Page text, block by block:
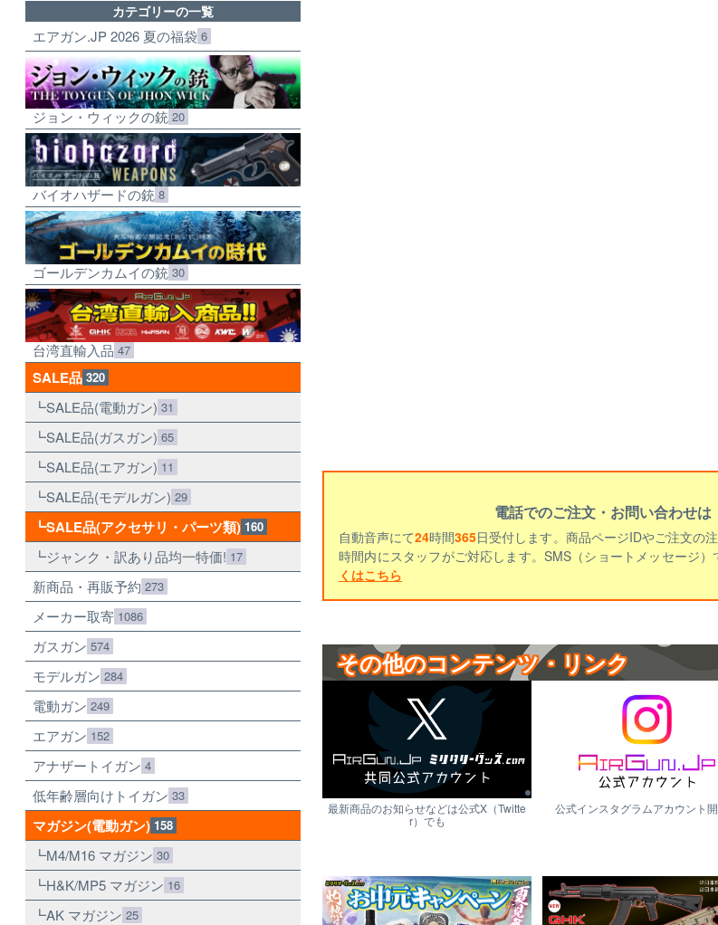
電話でのご注文・お問い合わせは
自動音声にて24時間365日受付します。商品ページIDやご注文の注
時間内にスタッフがご対応します。SMS（ショートメッセージ
くはこちら
その他のコンテンツ・リンク
最新商品のお知らせなどは公式X（Twitte
r）でも
公式インスタグラムアカウント開
カテゴリーの一覧
エアガン.JP 2026 夏の福袋 6
ジョン・ウィックの銃 20
バイオハザードの銃 8
ゴールデンカムイの銃 30
台湾直輸入品 47
SALE品 320
SALE品(電動ガン) 31
SALE品(ガスガン) 65
SALE品(エアガン) 11
SALE品(モデルガン) 29
SALE品(アクセサリ・パーツ類) 160
ジャンク・訳あり品均一特価! 17
新商品・再販予約 273
メーカー取寄 1086
ガスガン 574
モデルガン 284
電動ガン 249
エアガン 152
アナザートイガン 4
低年齢層向けトイガン 33
マガジン(電動ガン) 158
M4/M16 マガジン 30
H&K/MP5 マガジン 16
AK マガジン 25